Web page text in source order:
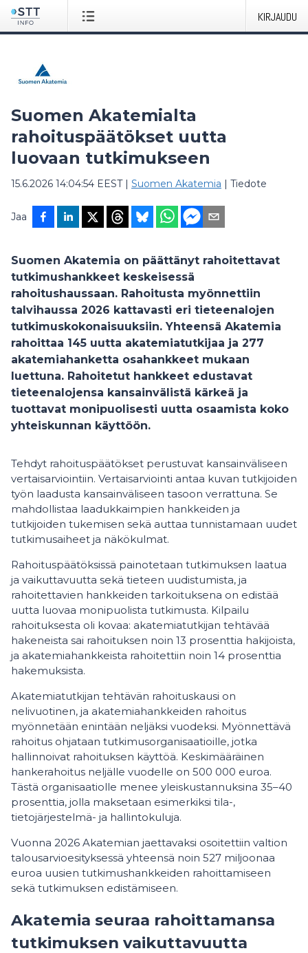
KIRJAUDU
Suomen Akatemialta
rahoituspäätökset uutta
luovaan tutkimukseen
15.6.2026 14:04:54 EEST| Suomen Akatemia | Tiedote
Jaa
Suomen Akatemia on päättänyt rahoitettavat
tutkimushankkeet keskeisessä
rahoitushaussaan. Rahoitusta myönnettiin
talvihaussa 2026 kattavasti eri tieteenalojen
tutkimuskokonaisuuksiin. Yhteensä Akatemia
rahoittaa 145 uutta akatemiatutkijaa ja 277
akatemiahanketta osahankkeet mukaan
luettuna. Rahoitetut hankkeet edustavat
tieteenalojensa kansainvälistä kärkeä ja
tuottavat monipuolisesti uutta osaamista koko
yhteiskunnan käyttöön.
Tehdyt rahoituspäätökset perustuvat kansainväliseen
vertaisarviointiin. Vertaisarviointi antaa kuvan tutkijoiden
työn laadusta kansainväliseen tasoon verrattuna. Se
mahdollistaa laadukkaimpien hankkeiden ja
tutkijoiden tukemisen sekä auttaa tunnistamaan uudet
tutkimusaiheet ja näkökulmat.
Rahoituspäätöksissä painotetaan tutkimuksen laatua
ja vaikuttavuutta sekä tieteen uudistumista, ja
rahoitettavien hankkeiden tarkoituksena on edistää
uutta luovaa monipuolista tutkimusta. Kilpailu
rahoituksesta oli kovaa: akatemiatutkijan tehtävää
hakeneista sai rahoituksen noin 13 prosenttia hakijoista,
ja akatemiahankkeista rahoitettiin noin 14 prosenttia
hakemuksista.
Akatemiatutkijan tehtävän rahoituskausi on
nelivuotinen, ja akatemiahankkeiden rahoitus
myönnetään enintään neljäksi vuodeksi. Myönnettävä
rahoitus ohjataan tutkimusorganisaatioille, jotka
hallinnoivat rahoituksen käyttöä. Keskimääräinen
hankerahoitus neljälle vuodelle on 500 000 euroa.
Tästä organisaatiolle menee yleiskustannuksina 35–40
prosenttia, jolla maksetaan esimerkiksi tila-,
tietojärjestelmä- ja hallintokuluja.
Vuonna 2026 Akatemian jaettavaksi osoitettiin valtion
talousarvioesityksessä yhteensä noin 527 miljoonaa
euroa uusien tutkimushankkeiden rahoittamiseen
sekä tutkimuksen edistämiseen.
Akatemia seuraa rahoittamansa
tutkimuksen vaikuttavuutta